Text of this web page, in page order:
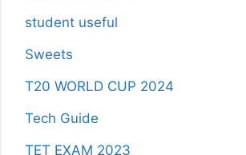
student useful
Sweets
T20 WORLD CUP 2024
Tech Guide
TET EXAM 2023